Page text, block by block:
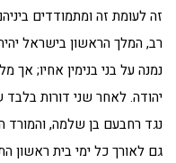
זה לעומת זה ומתמודדים
רב, המלך הראשון בישראל
נמנה על בני בנימין אחיו; אך
יהודה. לאחר שני דורות
נגד רחבעם בן שלמה, והמורד
גם לאורך כל ימי בית ראשון